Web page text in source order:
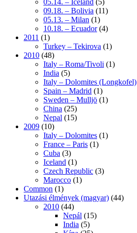
09.18. – Bolivia (11)
05.13. – Milan (1)
10.18. – Ecuador(4)
2011 (1)
Turkey – Tekirova (1)
2010 (48)
Italy – Roma/Tivoli (1)
India (5)
Italy – Dolomites (Longkofel)
Spain – Madrid (1)
Sweden – Mulljö (1)
China (25)
Nepal (15)
2009 (10)
Italy – Dolomites (1)
France – Paris (1)
Cuba (3)
Iceland (1)
Czech Republic (3)
Marocco (1)
Common (1)
Utazási élmények (magyar) (44)
2010 (44)
Nepál (15)
India (5)